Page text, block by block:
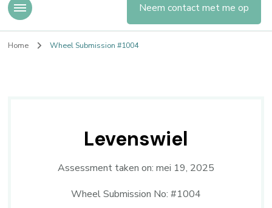
Neem contact met me op
Home Wheel Submission #1004
Levenswiel
Assessment taken on: mei 19, 2025
Wheel Submission No: #1004